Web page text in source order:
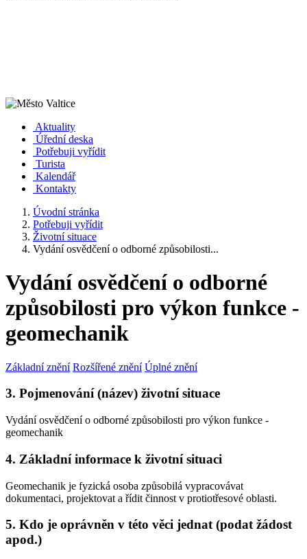
Aktuality
Úřední deska
Potřebuji vyřídit
Turista
Kalendář
Kontakty
Úvodní stránka
Potřebuji vyřídit
Životní situace
Vydání osvědčení o odborné způsobilosti...
Vydání osvědčení o odborné
způsobilosti pro výkon funkce -
geomechanik
Základní znění Rozšířené znění Úplné znění
3. Pojmenování (název) životní situace
Vydání osvědčení o odborné způsobilosti pro výkon funkce -
geomechanik
4. Základní informace k životní situaci
Geomechanik je fyzická osoba způsobilá vypracovávat
dokumentaci, projektovat a řídit činnost v protiotřesové oblasti.
5. Kdo je oprávněn v této věci jednat (podat žádost
apod.)